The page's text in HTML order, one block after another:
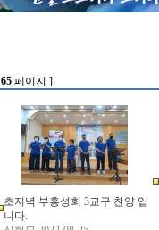
65 페이지 ]
초저녁 부흥성회 3교구 찬양 입
니다.